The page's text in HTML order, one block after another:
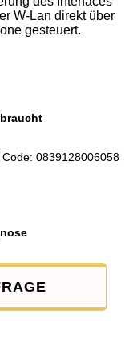
W-Lan direkt über
gesteuert.
0839128006058